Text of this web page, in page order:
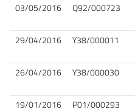
03/05/2016
Q92/000723
29/04/2016 Y38/000011
26/04/2016 Y38/000030
19/01/2016 P01/000293